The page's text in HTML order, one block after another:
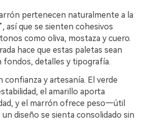
pertenecen naturalmente a la
así que se sienten cohesivos
como oliva, mostaza y cuero.
hace que estas paletas sean
fondos, detalles y tipografía.
confianza y artesanía. El verde
el amarillo aporta
y el marrón ofrece peso—útil
un diseño se sienta consolidado sin